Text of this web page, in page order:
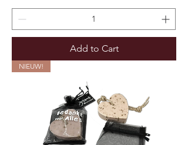
Add to Cart
NIEUW!